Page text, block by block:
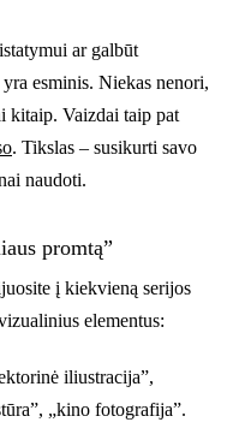
ar galbūt
esminis. Niekas nenori,
kitaip. Vaizdai taip pat
. Tikslas – susikurti savo
naudoti.
promtą”
į kiekvieną serijos
elementus:
iliustracija”,
„kino fotografija”.